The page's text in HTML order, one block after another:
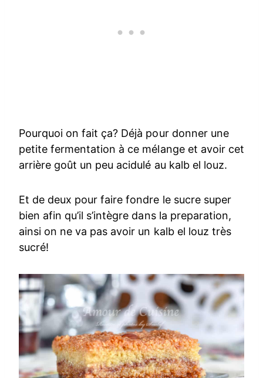
Pourquoi on fait ça? Déjà pour donner une
petite fermentation à ce mélange et avoir cet
arrière goût un peu acidulé au kalb el louz.
Et de deux pour faire fondre le sucre super
bien afin qu’il s’intègre dans la preparation,
ainsi on ne va pas avoir un kalb el louz très
sucré!